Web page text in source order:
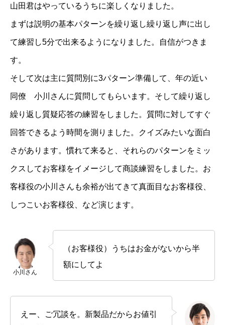
山田君はやっているうちに楽しくなりました。
まずは説明の基本パターンを繰り返し繰り返し声に出し
て練習し5分で出来るようになりました。自信がつきま
す。
そして次は主に質問別に3パターン準備して、年の近い
同僚 小川さんに質問してもらいます。そして繰り返し
繰り返し質疑応答の練習をしました。質問に対してすぐ
回答できるよう時間を測りました。クイズみたいな面白
さがあります。慣れて来ると、それらのパターンをミッ
クスしてお客様をイメージして商談練習をしました。お
客様役の小川さんも余裕が出てきて真面目なお客様役、
しつこいお客様役、など演じます。
小川さん
（お客様役）うちはお金がないから半
額にしてよ
えー、ご冗談を。新製品だからお値引